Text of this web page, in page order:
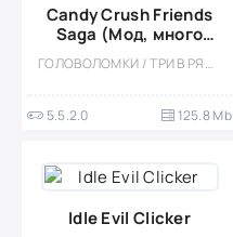
Candy Crush Friends
Saga (Мод, много
жизней/ходов)
ГОЛОВОЛОМКИ / ТРИ В РЯД / КАЗУАЛЬНЫЕ / ОДНОПОЛЬЗОВАТЕЛЬСКИЕ / СТИЛИЗАЦИЯ / ОФЛАЙН / МОД
5.5.2.0 125.8 Mb
Idle Evil Clicker